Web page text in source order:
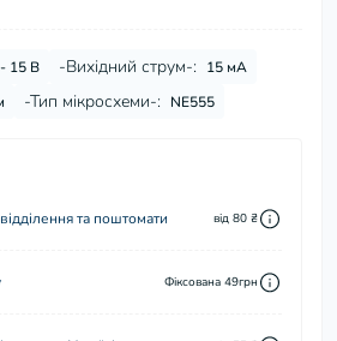
15 В -Вихідний струм-: 15 мА
-Тип мікросхеми-: NE555
та поштомати від 80 ₴
Фіксована 49грн